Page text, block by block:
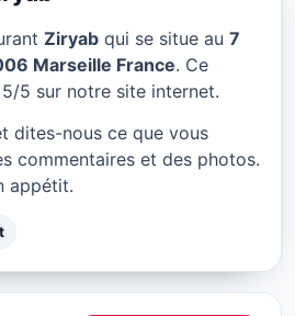
Ziryab qui se situe au 7
Marseille France. Ce
5 sur notre site internet.
dites-nous ce que vous
commentaires et des photos.
appétit.